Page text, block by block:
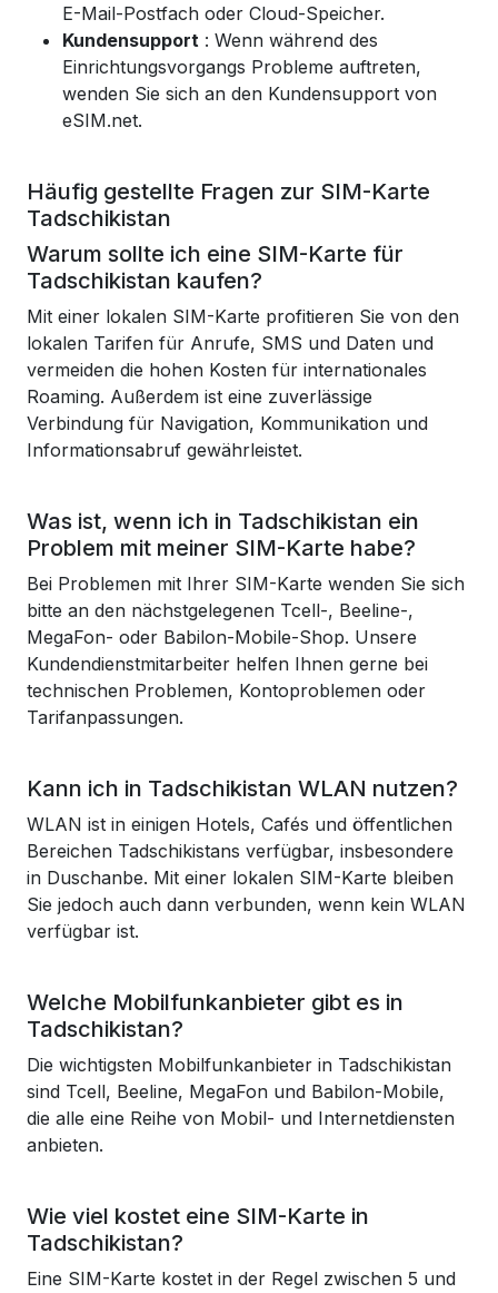
E-Mail-Postfach oder Cloud-Speicher.
Kundensupport : Wenn während des
Einrichtungsvorgangs Probleme auftreten,
wenden Sie sich an den Kundensupport von
eSIM.net.
Häufig gestellte Fragen zur SIM-Karte
Tadschikistan
Warum sollte ich eine SIM-Karte für
Tadschikistan kaufen?
Mit einer lokalen SIM-Karte profitieren Sie von den
lokalen Tarifen für Anrufe, SMS und Daten und
vermeiden die hohen Kosten für internationales
Roaming. Außerdem ist eine zuverlässige
Verbindung für Navigation, Kommunikation und
Informationsabruf gewährleistet.
Was ist, wenn ich in Tadschikistan ein
Problem mit meiner SIM-Karte habe?
Bei Problemen mit Ihrer SIM-Karte wenden Sie sich
bitte an den nächstgelegenen Tcell-, Beeline-,
MegaFon- oder Babilon-Mobile-Shop. Unsere
Kundendienstmitarbeiter helfen Ihnen gerne bei
technischen Problemen, Kontoproblemen oder
Tarifanpassungen.
Kann ich in Tadschikistan WLAN nutzen?
WLAN ist in einigen Hotels, Cafés und öffentlichen
Bereichen Tadschikistans verfügbar, insbesondere
in Duschanbe. Mit einer lokalen SIM-Karte bleiben
Sie jedoch auch dann verbunden, wenn kein WLAN
verfügbar ist.
Welche Mobilfunkanbieter gibt es in
Tadschikistan?
Die wichtigsten Mobilfunkanbieter in Tadschikistan
sind Tcell, Beeline, MegaFon und Babilon-Mobile,
die alle eine Reihe von Mobil- und Internetdiensten
anbieten.
Wie viel kostet eine SIM-Karte in
Tadschikistan?
Eine SIM-Karte kostet in der Regel zwischen 5 und